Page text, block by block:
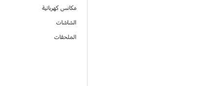
مكانس كهربائية
الشاشات
الملحقات